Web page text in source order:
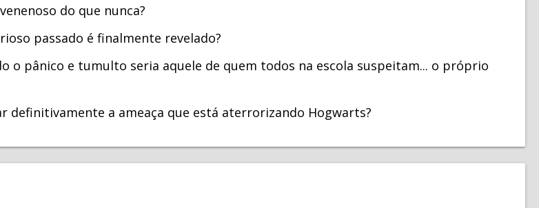
do que nunca?
passado é finalmente revelado?
o pânico e tumulto seria aquele de quem todos na escola suspeitam... o próprio
definitivamente a ameaça que está aterrorizando Hogwarts?